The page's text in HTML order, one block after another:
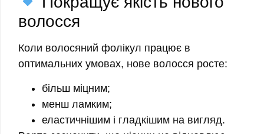
волосся
Коли волосяний фолікул працює в
оптимальних умовах, нове волосся росте:
більш міцним;
менш ламким;
еластичнішим і гладкішим на вигляд.